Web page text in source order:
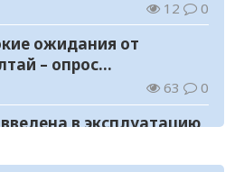
12 0
ожидания от
– опрос
63 0
в эксплуатацию
96 0